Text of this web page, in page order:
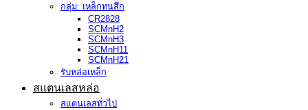
กลุ่ม: เหล็กทนสึก
CR2828
SCMnH2
SCMnH3
SCMnH11
SCMnH21
รับหล่อเหล็ก
สแตนเลสหล่อ
สแตนเลสทั่วไป